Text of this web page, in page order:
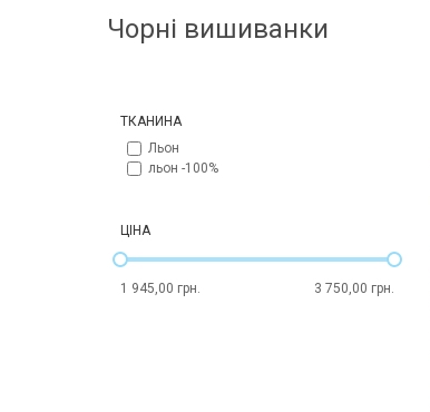
Чорні вишиванки
ТКАНИНА
Льон
льон -100%
ЦІНА
1 945,00 грн. 3 750,00 грн.